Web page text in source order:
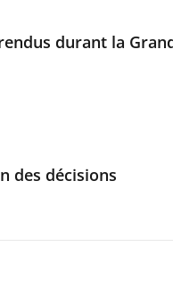
durant la
des décisions